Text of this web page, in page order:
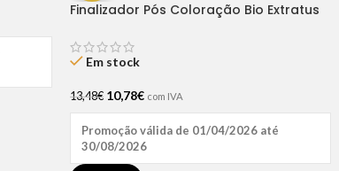
Finalizador Pós Coloração Bio Extratus
Em stock
13,48€ 10,78€ com IVA
Promoção válida de 01/04/2026 até
30/08/2026